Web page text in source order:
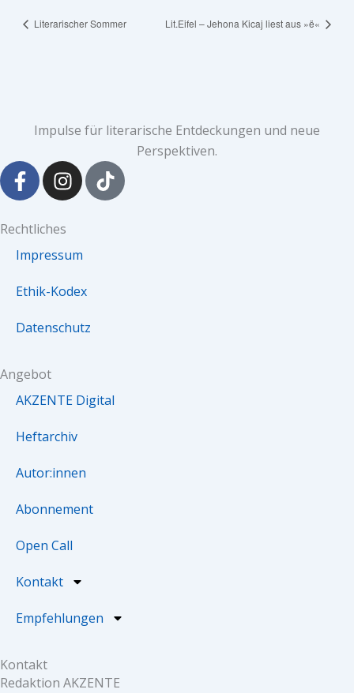
Literarischer Sommer Lit.Eifel – Jehona Kicaj liest aus »ë«
Impulse für literarische Entdeckungen und neue
Perspektiven.
F
a
c
e
b
o
o
-
I
n
s
t
a
g
r
m
T
i
k
Rechtliches
Impressum
Ethik-Kodex
Datenschutz
Angebot
AKZENTE Digital
Heftarchiv
Autor:innen
Abonnement
Open Call
Kontakt
Empfehlungen
Kontakt
Redaktion AKZENTE